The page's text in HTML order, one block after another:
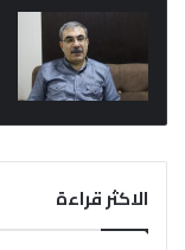
الاكثر قراءة